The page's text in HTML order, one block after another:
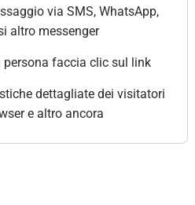
via SMS, WhatsApp,
altro messenger
persona faccia clic sul link
dettagliate dei visitatori
e altro ancora